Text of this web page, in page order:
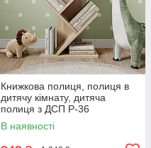
Книжкова полиця, полиця в
дитячу кімнату, дитяча
полиця з ДСП P-36
В наявності